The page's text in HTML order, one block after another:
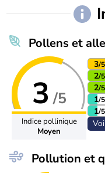
Pollens et
3 /5
Indice pollinique
Moyen
3/5
2/5
2/5
1/5
1/5
Pollution et